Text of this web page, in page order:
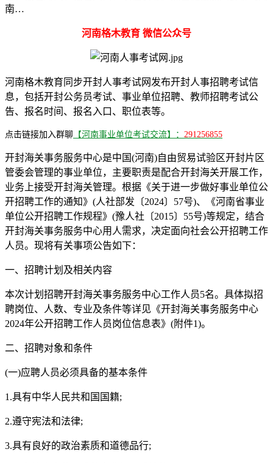
南…
河南格木教育 微信公众号
河南格木教育同步开封人事考试网发布开封人事招聘考试信
息，包括开封公务员考试、事业单位招聘、教师招聘考试公
告、报名时间、报名入口、职位表等。
点击链接加入群聊 【河南事业单位考试交流】： 291256855
开封海关事务服务中心是中国(河南)自由贸易试验区开封片区
管委会管理的事业单位，主要职责是配合开封海关开展工作，
业务上接受开封海关管理。根据《关于进一步做好事业单位公
开招聘工作的通知》(人社部发〔2024〕57号)、《河南省事业
单位公开招聘工作规程》(豫人社〔2015〕55号)等规定，结合
开封海关事务服务中心用人需求，决定面向社会公开招聘工作
人员。现将有关事项公告如下：
一、招聘计划及相关内容
本次计划招聘开封海关事务服务中心工作人员5名。具体拟招
聘岗位、人数、专业及条件等详见《开封海关事务服务中心
2024年公开招聘工作人员岗位信息表》(附件1)。
二、招聘对象和条件
(一)应聘人员必须具备的基本条件
1.具有中华人民共和国国籍;
2.遵守宪法和法律;
3.具有良好的政治素质和道德品行;